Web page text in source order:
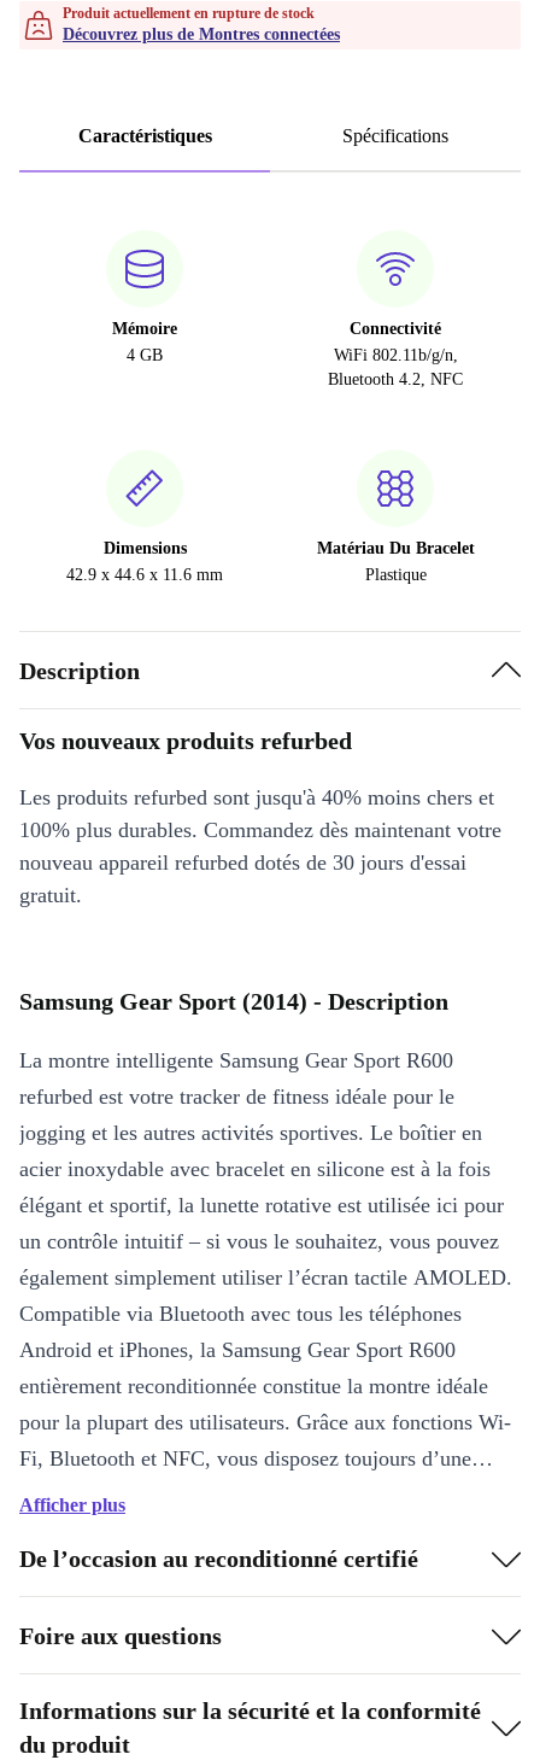
Produit actuellement en rupture de stock
Découvrez plus de Montres connectées
Caractéristiques Spécifications
Mémoire
4 GB
Connectivité
WiFi 802.11b/g/n,
Bluetooth 4.2, NFC
Dimensions
42.9 x 44.6 x 11.6 mm
Matériau Du Bracelet
Plastique
Description
Vos nouveaux produits refurbed
Les produits refurbed sont jusqu'à 40% moins chers et
100% plus durables. Commandez dès maintenant votre
nouveau appareil refurbed dotés de 30 jours d'essai
gratuit.
Samsung Gear Sport (2014) - Description
La montre intelligente Samsung Gear Sport R600
refurbed est votre tracker de fitness idéale pour le
jogging et les autres activités sportives. Le boîtier en
acier inoxydable avec bracelet en silicone est à la fois
élégant et sportif, la lunette rotative est utilisée ici pour
un contrôle intuitif – si vous le souhaitez, vous pouvez
également simplement utiliser l’écran tactile AMOLED.
Compatible via Bluetooth avec tous les téléphones
Android et iPhones, la Samsung Gear Sport R600
entièrement reconditionnée constitue la montre idéale
pour la plupart des utilisateurs. Grâce aux fonctions Wi-
Fi, Bluetooth et NFC, vous disposez toujours d’une
connectivité complète et pouvez donc – selon la
caisse.
Afficher plus
De l’occasion au reconditionné certifié
Foire aux questions
Informations sur la sécurité et la conformité
du produit